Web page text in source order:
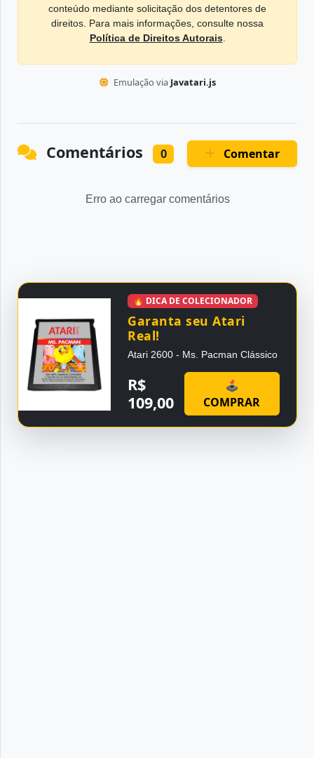
conteúdo mediante solicitação dos detentores de
direitos. Para mais informações, consulte nossa
Política de Direitos Autorais.
Emulação via Javatari.js
Comentários 0 Comentar
Erro ao carregar comentários
🔥 DICA DE COLECIONADOR
Garanta seu Atari
Real!
Atari 2600 - Ms. Pacman Clássico
R$
109,00
🕹
COMPRAR